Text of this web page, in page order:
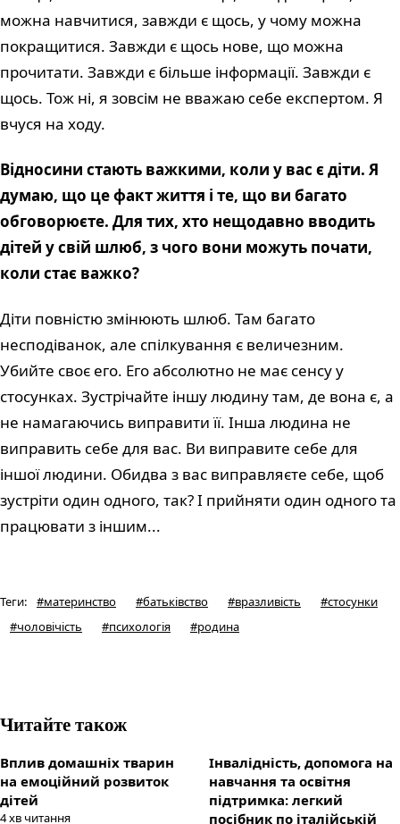
можна навчитися, завжди є щось, у чому можна
покращитися. Завжди є щось нове, що можна
прочитати. Завжди є більше інформації. Завжди є
щось. Тож ні, я зовсім не вважаю себе експертом. Я
вчуся на ходу.
Відносини стають важкими, коли у вас є діти. Я
думаю, що це факт життя і те, що ви багато
обговорюєте. Для тих, хто нещодавно вводить
дітей у свій шлюб, з чого вони можуть почати,
коли стає важко?
Діти повністю змінюють шлюб. Там багато
несподіванок, але спілкування є величезним.
Убийте своє его. Его абсолютно не має сенсу у
стосунках. Зустрічайте іншу людину там, де вона є, а
не намагаючись виправити її. Інша людина не
виправить себе для вас. Ви виправите себе для
іншої людини. Обидва з вас виправляєте себе, щоб
зустріти один одного, так? І прийняти один одного та
працювати з іншим...
Теги: #материнство #батьківство #вразливість #стосунки
#чоловічість #психологія #родина
Читайте також
Вплив домашніх тварин
на емоційний розвиток
дітей
4хв читання
Інвалідність, допомога на
навчання та освітня
підтримка: легкий
посібник по італійській